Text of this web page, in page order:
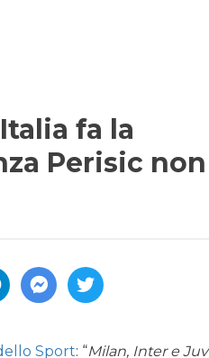
fa la
Perisic non
Sport: “Milan, Inter e